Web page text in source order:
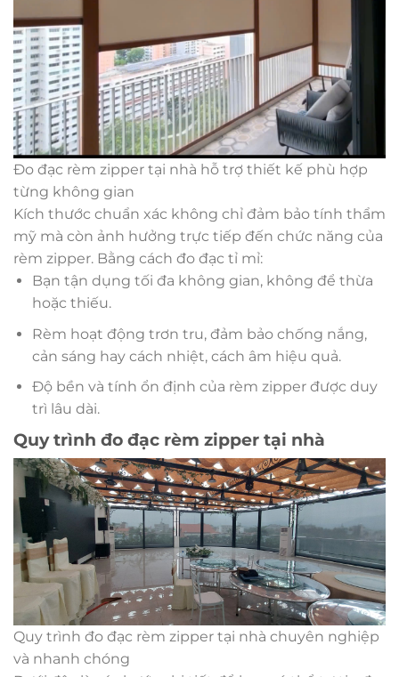
Đo đạc rèm zipper tại nhà hỗ trợ thiết kế phù hợp
từng không gian
Kích thước chuẩn xác không chỉ đảm bảo tính thẩm
mỹ mà còn ảnh hưởng trực tiếp đến chức năng của
rèm zipper. Bằng cách đo đạc tỉ mỉ:
Bạn tận dụng tối đa không gian, không để thừa
hoặc thiếu.
Rèm hoạt động trơn tru, đảm bảo chống nắng,
cản sáng hay cách nhiệt, cách âm hiệu quả.
Độ bền và tính ổn định của rèm zipper được duy
trì lâu dài.
Quy trình đo đạc rèm zipper tại nhà
Quy trình đo đạc rèm zipper tại nhà chuyên nghiệp
và nhanh chóng